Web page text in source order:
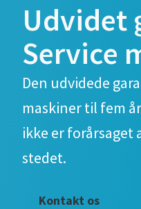
Udvidet
Service
Den udvidede
maskiner til fem
ikke er
stedet.
Kontakt os